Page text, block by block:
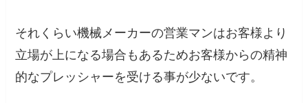
それくらい機械メーカーの営業マンはお客様より
立場が上になる場合もあるためお客様からの精神
的なプレッシャーを受ける事が少ないです。